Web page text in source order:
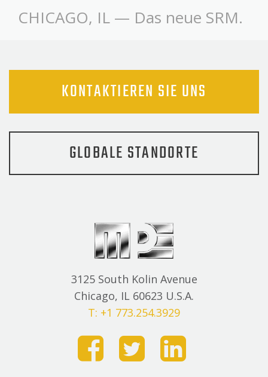
CHICAGO, IL — Das neue SRM.
KONTAKTIEREN SIE UNS
GLOBALE STANDORTE
3125 South Kolin Avenue
Chicago, IL 60623 U.S.A.
T: +1 773.254.3929